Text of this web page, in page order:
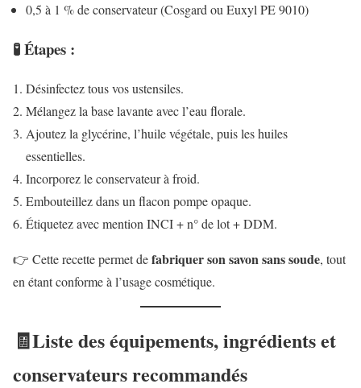
0,5 à 1 % de conservateur (Cosgard ou Euxyl PE 9010)
🧪 Étapes :
Désinfectez tous vos ustensiles.
Mélangez la base lavante avec l’eau florale.
Ajoutez la glycérine, l’huile végétale, puis les huiles
essentielles.
Incorporez le conservateur à froid.
Embouteillez dans un flacon pompe opaque.
Étiquetez avec mention INCI + n° de lot + DDM.
👉 Cette recette permet defabriquer son savon sans soude, tout
en étant conforme à l’usage cosmétique.
🧾Liste des équipements, ingrédients et
conservateurs recommandés